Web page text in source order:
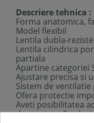
Descriere tehnica :
Forma anatomica,
Model flexibil
Lentila dubla-
Lentila cilindrica
partiala
Apartine categoriei
Ajustare precisa si
Sistem de
Ofera protectie
Aveti posibilitatea
de rezerva - 3 culori